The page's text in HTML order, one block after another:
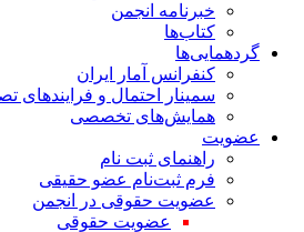
خبرنامه انجمن
کتاب‌ها
گردهمایی‌ها
کنفرانس آمار ایران
سمینار احتمال و فرایندهای
همایش‌های تخصصی
عضویت
راهنمای ثبت نام
فرم ثبت‌نام عضو حقیقی
عضویت حقوقی در انجمن
عضویت حقوقی